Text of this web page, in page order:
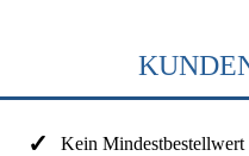
Kein Mindestbestellwert